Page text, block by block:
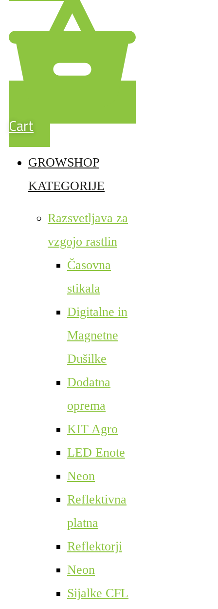
Cart
GROWSHOP
KATEGORIJE
Razsvetljava za
vzgojo rastlin
Časovna
stikala
Digitalne in
Magnetne
Dušilke
Dodatna
oprema
KIT Agro
LED Enote
Neon
Reflektivna
platna
Reflektorji
Neon
Sijalke CFL